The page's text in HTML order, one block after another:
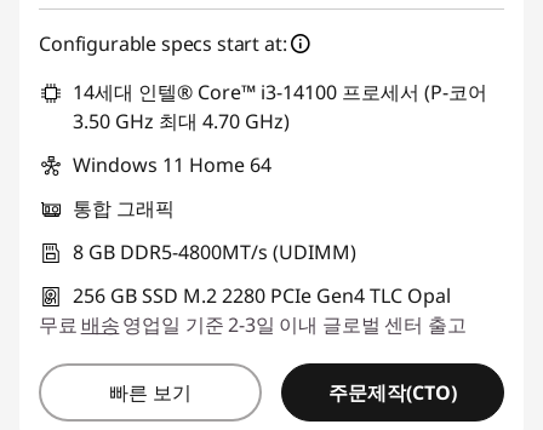
Configurable specs start at:
14세대 인텔® Core™ i3-14100 프로세서 (P-코어
3.50 GHz 최대 4.70 GHz)
Windows 11 Home 64
통합 그래픽
8 GB DDR5-4800MT/s (UDIMM)
256 GB SSD M.2 2280 PCIe Gen4 TLC Opal
무료 배송영업일 기준 2-3일 이내 글로벌 센터 출고
빠른 보기 주문제작(CTO)